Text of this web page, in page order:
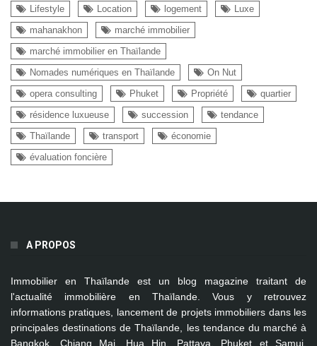
Lifestyle
Location logement
Luxe
mahanakhon
marché immobilier
marché immobilier en Thaïlande
Nomades numériques en Thaïlande
On Nut
opera consulting
Phuket Propriété
quartier
résidence luxueuse
succession
tendance
Thaïlande
transport
économie
évaluation foncière
A PROPOS
Immobilier en Thaïlande est un blog magazine traitant de
l'actualité immobilière en Thaïlande. Vous y retrouvez
informations pratiques, lancement de projets immobiliers dans les
principales destinations de Thaïlande, les tendance du marché à
Bangkok, Chiang Mai, Hua Hin, Pattaya, Phuket et Samui